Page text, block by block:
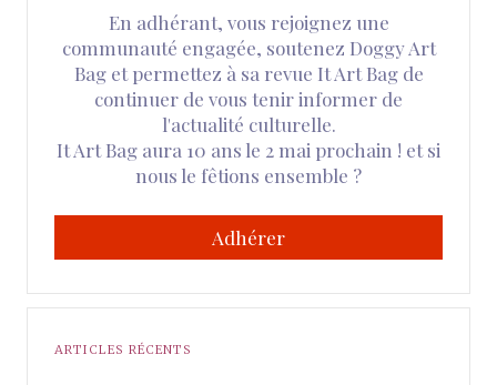
En adhérant, vous rejoignez une
communauté engagée, soutenez Doggy Art
Bag et permettez à sa revue It Art Bag de
continuer de vous tenir informer de
l'actualité culturelle.
It Art Bag aura 10 ans le 2 mai prochain ! et si
nous le fêtions ensemble ?
Adhérer
ARTICLES RÉCENTS